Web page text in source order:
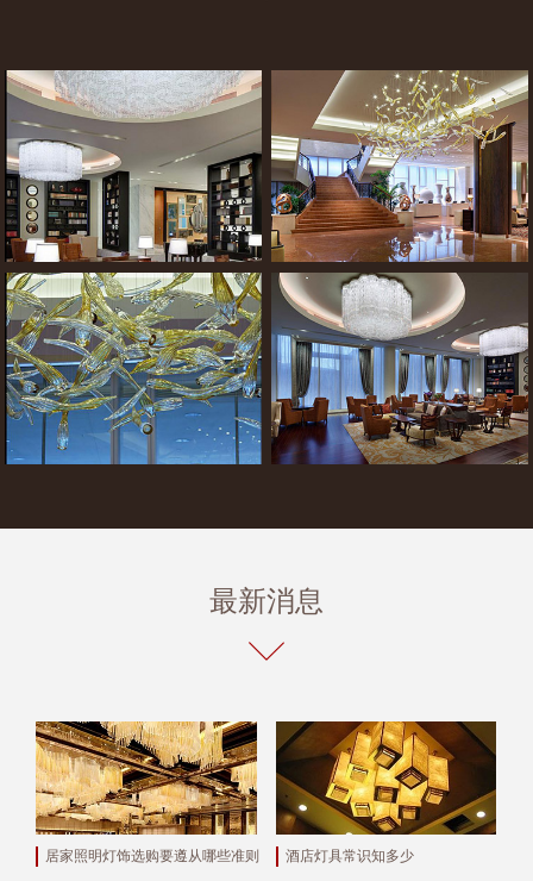
最新消息
居家照明灯饰选购要遵从哪些准则 酒店灯具常识知多少